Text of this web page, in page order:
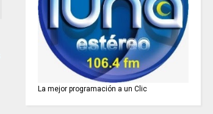
La mejor programación a un Clic